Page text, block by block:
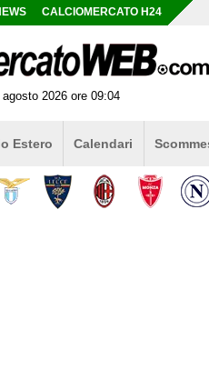
CALCIOMERCATO H24
2026 ore 09:04
Estero Calendari